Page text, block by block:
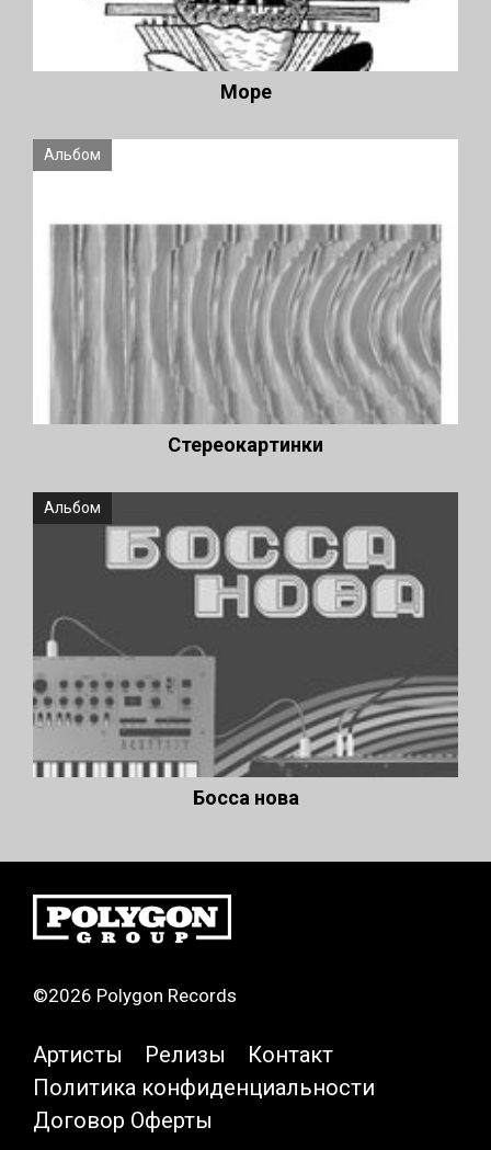
Море
Альбом
Стереокартинки
Альбом
Босса нова
©2026 Polygon Records
Артисты Релизы
Контакт
Политика конфиденциальности
Договор Оферты